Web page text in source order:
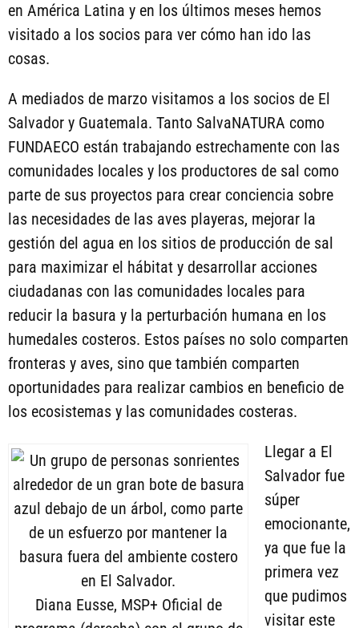
en América Latina y en los últimos meses hemos
visitado a los socios para ver cómo han ido las
cosas.
A mediados de marzo visitamos a los socios de El
Salvador y Guatemala. Tanto SalvaNATURA como
FUNDAECO están trabajando estrechamente con las
comunidades locales y los productores de sal como
parte de sus proyectos para crear conciencia sobre
las necesidades de las aves playeras, mejorar la
gestión del agua en los sitios de producción de sal
para maximizar el hábitat y desarrollar acciones
ciudadanas con las comunidades locales para
reducir la basura y la perturbación humana en los
humedales costeros. Estos países no solo comparten
fronteras y aves, sino que también comparten
oportunidades para realizar cambios en beneficio de
los ecosistemas y las comunidades costeras.
Diana Eusse, MSP+ Oficial de
Llegar a El
Salvador fue
súper
emocionante,
ya que fue la
primera vez
que pudimos
visitar este